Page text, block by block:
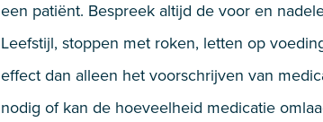
een patiënt. Bespreek altijd de voor en
Leefstijl, stoppen met roken, letten op
effect dan alleen het voorschrijven van
nodig of kan de hoeveelheid medicatie